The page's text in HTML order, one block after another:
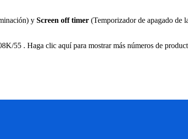
y Screen off timer (Temporizador de apagado de
55 . Haga clic aquí para mostrar más números de